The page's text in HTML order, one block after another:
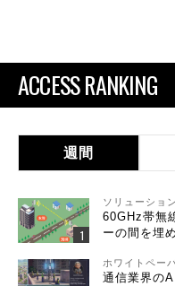
ACCESS RANKING
週間
ソリューショ
60GHz帯無
ーの間を埋
ホワイトペー
通信業界の